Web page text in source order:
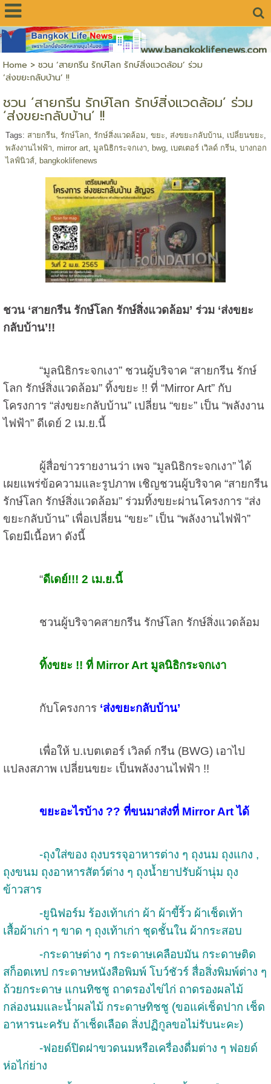
www.bangkoklifenews.com
Home > ชวน ‘สายกรีน รักษ์โลก รักษ์สิ่งแวดล้อม’ ร่วม
‘ส่งขยะกลับบ้าน’ !!
ชวน ‘สายกรีน รักษ์โลก รักษ์สิ่งแวดล้อม’ ร่วม
‘ส่งขยะกลับบ้าน’ !!
Tags: สายกรีน, รักษ์โลก รักษ์สิ่งแวดล้อม ขยะ ส่งขยะกลับบ้าน, เปลี่ยนขยะ
พลังงานไฟฟ้า
mirror art, มูลนิธิกระจกเงา bwg, เบตเตอร์ เวิลด์ กรีน, บางกอก
ไลฟ์นิวส์, bangkoklifenews
ชวน ‘สายกรีน รักษ์โลก รักษ์สิ่งแวดล้อม’ ร่วม ‘ส่งขยะ
กลับบ้าน’!!
“มูลนิธิกระจกเงา” ชวนผู้บริจาค “สายกรีน รักษ์
โลก รักษ์สิ่งแวดล้อม” ทิ้งขยะ !! ที่ “Mirror Art” กับ
โครงการ “ส่งขยะกลับบ้าน” เปลี่ยน “ขยะ” เป็น “พลังงาน
ไฟฟ้า” ดีเดย์ 2 เม.ย.นี้
ผู้สื่อข่าวรายงานว่า เพจ “มูลนิธิกระจกเงา” ได้
เผยแพร่ข้อความและรูปภาพ เชิญชวนผู้บริจาค “สายกรีน
รักษ์โลก รักษ์สิ่งแวดล้อม” ร่วมทิ้งขยะผ่านโครงการ “ส่ง
ขยะกลับบ้าน” เพื่อเปลี่ยน “ขยะ” เป็น “พลังงานไฟฟ้า”
โดยมีเนื้อหา ดังนี้
“ดีเดย์!!! 2 เม.ย.นี้
ชวนผู้บริจาคสายกรีน รักษ์โลก รักษ์สิ่งแวดล้อม
ทิ้งขยะ !! ที่ Mirror Art มูลนิธิกระจกเงา
กับโครงการ ‘ส่งขยะกลับบ้าน’
เพื่อให้ บ.เบตเตอร์ เวิลด์ กรีน (BWG) เอาไป
แปลงสภาพ เปลี่ยนขยะ เป็นพลังงานไฟฟ้า !!
ขยะอะไรบ้าง ?? ที่ขนมาส่งที่ Mirror Art ได้
-ถุงใส่ของ ถุงบรรจุอาหารต่าง ๆ ถุงนม ถุงแกง ,
ถุงขนม ถุงอาหารสัตว์ต่าง ๆ ถุงน้ำยาปรับผ้านุ่ม ถุง
ข้าวสาร
-ยูนิฟอร์ม ร้องเท้าเก่า ผ้า ผ้าขี้ริ้ว ผ้าเช็ดเท้า
เสื้อผ้าเก่า ๆ ขาด ๆ ถุงเท้าเก่า ชุดชั้นใน ผ้ากระสอบ
-กระดาษต่าง ๆ กระดาษเคลือบมัน กระดาษติด
สก็อตเทป กระดาษหนังสือพิมพ์ โบว์ชัวร์ สื่อสิ่งพิมพ์ต่าง ๆ
ถ้วยกระดาษ แกนทิชชู ถาดรองไข่ไก่ ถาดรองผลไม้
กล่องนมและน้ำผลไม้ กระดาษทิชชู (ขอแค่เช็ดปาก เช็ด
อาหารนะครับ ถ้าเช็ดเลือด สิ่งปฏิกูลขอไม่รับนะคะ)
-ฟอยด์ปิดฝาขวดนมหรือเครื่องดื่มต่าง ๆ ฟอยด์
ห่อไก่ย่าง